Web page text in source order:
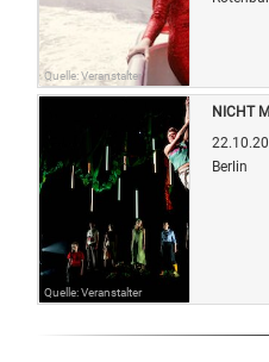
Quelle: Veranstalter
Quelle: Veranstalter
NICHT
Berlin